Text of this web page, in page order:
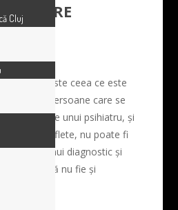
DESPRE
de ușor peste ceea ce este
unei persoane care se
sale unui psihiatru, și
de suflete, nu poate fi
punerea unui diagnostic și
fără să nu fie și
Cluj